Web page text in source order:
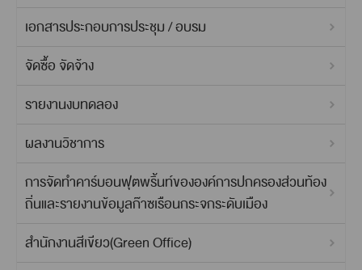
เอกสารประกอบการประชุม / อบรม
จัดซื้อ จัดจ้าง
รายงานงบทดลอง
ผลงานวิชาการ
การจัดทำคาร์บอนฟุตพริ้นท์ขององค์การปกครองส่วนท้อง
ถิ่นและรายงานข้อมูลก๊าซเรือนกระจกระดับเมือง
สำนักงานสีเขียว(Green Office)